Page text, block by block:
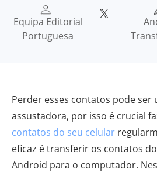
Equipa Editorial
Portuguesa
Perder esses contatos pode ser
assustadora, por isso é crucial
contatos do seu celular
eficaz é transferir os contatos
Android para o computador.